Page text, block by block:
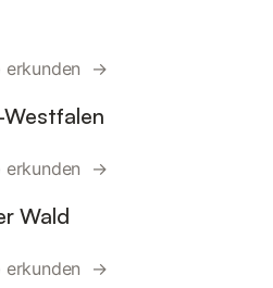
erkunden →
erkunden →
Wald
erkunden →